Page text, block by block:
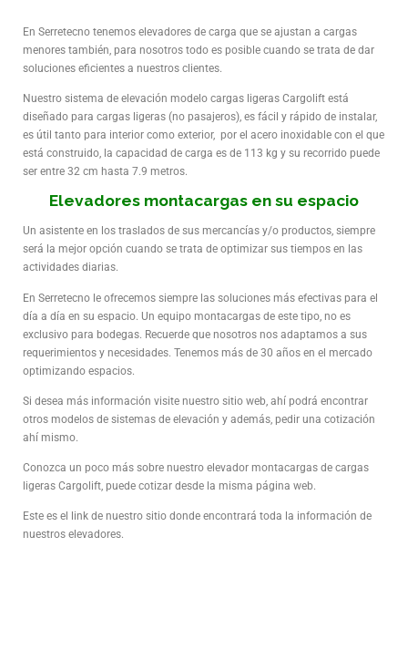
En Serretecno tenemos elevadores de carga que se ajustan a cargas
menores también, para nosotros todo es posible cuando se trata de dar
soluciones eficientes a nuestros clientes.
Nuestro sistema de elevación modelo cargas ligeras Cargolift está
diseñado para cargas ligeras (no pasajeros), es fácil y rápido de instalar,
es útil tanto para interior como exterior, por el acero inoxidable con el que
está construido, la capacidad de carga es de 113 kg y su recorrido puede
ser entre 32 cm hasta 7.9 metros.
Elevadores montacargas en su espacio
Un asistente en los traslados de sus mercancías y/o productos, siempre
será la mejor opción cuando se trata de optimizar sus tiempos en las
actividades diarias.
En Serretecno le ofrecemos siempre las soluciones más efectivas para el
día a día en su espacio. Un equipo montacargas de este tipo, no es
exclusivo para bodegas. Recuerde que nosotros nos adaptamos a sus
requerimientos y necesidades. Tenemos más de 30 años en el mercado
optimizando espacios.
Si desea más información visite nuestro sitio web, ahí podrá encontrar
otros modelos de sistemas de elevación y además, pedir una cotización
ahí mismo.
Conozca un poco más sobre nuestro elevador montacargas de cargas
ligeras Cargolift, puede cotizar desde la misma página web.
Este es el link de nuestro sitio donde encontrará toda la información de
nuestros elevadores.